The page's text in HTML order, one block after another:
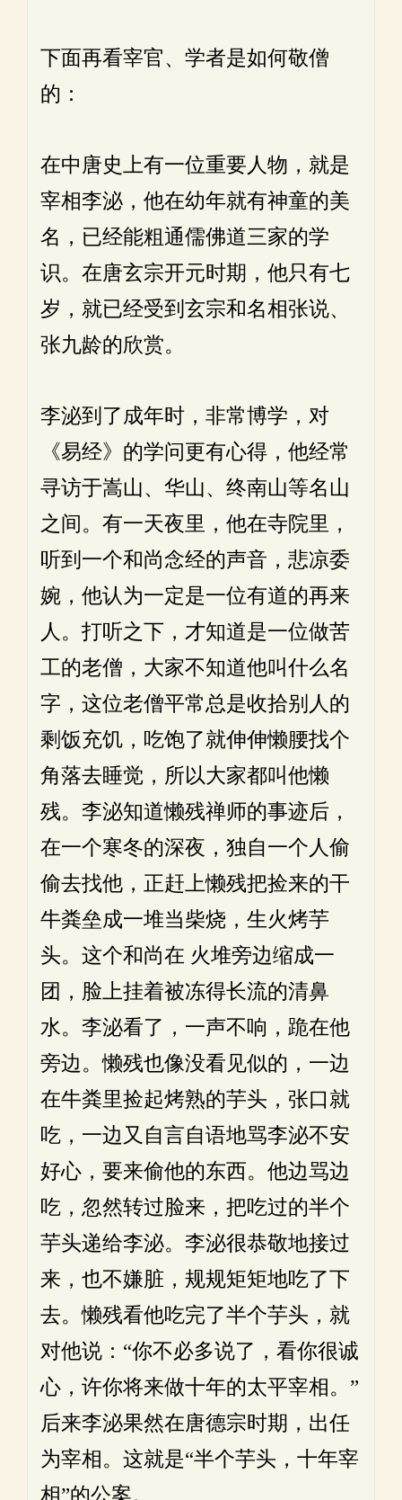
下面再看宰官、学者是如何敬僧
的：
在中唐史上有一位重要人物，就是
宰相李泌，他在幼年就有神童的美
名，已经能粗通儒佛道三家的学
识。在唐玄宗开元时期，他只有七
岁，就已经受到玄宗和名相张说、
张九龄的欣赏。
李泌到了成年时，非常博学，对
《易经》的学问更有心得，他经常
寻访于嵩山、华山、终南山等名山
之间。有一天夜里，他在寺院里，
听到一个和尚念经的声音，悲凉委
婉，他认为一定是一位有道的再来
人。打听之下，才知道是一位做苦
工的老僧，大家不知道他叫什么名
字，这位老僧平常总是收拾别人的
剩饭充饥，吃饱了就伸伸懒腰找个
角落去睡觉，所以大家都叫他懒
残。李泌知道懒残禅师的事迹后，
在一个寒冬的深夜，独自一个人偷
偷去找他，正赶上懒残把捡来的干
牛粪垒成一堆当柴烧，生火烤芋
头。这个和尚在 火堆旁边缩成一
团，脸上挂着被冻得长流的清鼻
水。李泌看了，一声不响，跪在他
旁边。懒残也像没看见似的，一边
在牛粪里捡起烤熟的芋头，张口就
吃，一边又自言自语地骂李泌不安
好心，要来偷他的东西。他边骂边
吃，忽然转过脸来，把吃过的半个
芋头递给李泌。李泌很恭敬地接过
来，也不嫌脏，规规矩矩地吃了下
去。懒残看他吃完了半个芋头，就
对他说：“你不必多说了，看你很诚
心，许你将来做十年的太平宰相。”
后来李泌果然在唐德宗时期，出任
为宰相。这就是“半个芋头，十年宰
相”的公案。